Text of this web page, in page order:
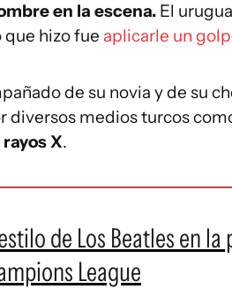
en la escena. El
hizo fue aplicarle un
de su novia y de su
diversos medios turcos
X.
de Los Beatles en
League